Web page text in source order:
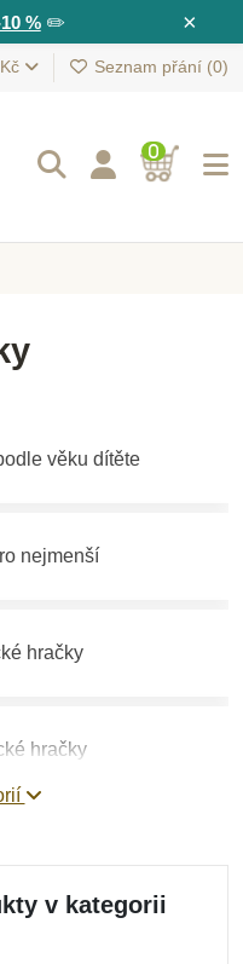
×
%✏️
Seznam přání (0)
0
věku dítěte
nejmenší
hračky
hračky
v kategorii